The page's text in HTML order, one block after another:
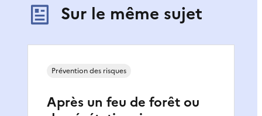
Sur le même sujet
Après un feu de forêt ou
Prévention des risques